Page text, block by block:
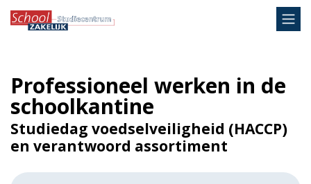
Professioneel werken in de
schoolkantine
Studiedag voedselveiligheid (HACCP)
en verantwoord assortiment